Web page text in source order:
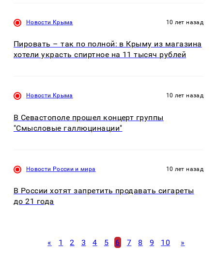
Новости Крыма 10 лет назад
Пировать – так по полной: в Крыму из магазина
хотели украсть спиртное на 11 тысяч рублей
Новости Крыма 10 лет назад
В Севастополе прошел концерт группы
"Смысловые галлюцинации"
Новости России и мира 10 лет назад
В России хотят запретить продавать сигареты
до 21 года
« 1 2 3 4 5 6 7 8 9 10 »